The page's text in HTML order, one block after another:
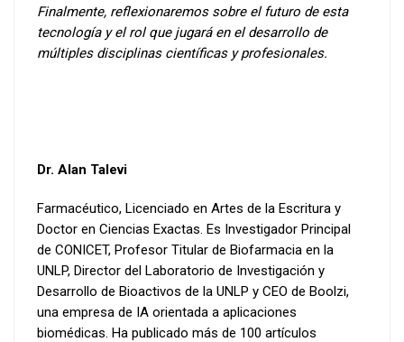
Finalmente, reflexionaremos sobre el futuro de esta
tecnología y el rol que jugará en el desarrollo de
múltiples disciplinas científicas y profesionales.
Dr. Alan Talevi
Farmacéutico, Licenciado en Artes de la Escritura y
Doctor en Ciencias Exactas. Es Investigador Principal
de CONICET, Profesor Titular de Biofarmacia en la
UNLP, Director del Laboratorio de Investigación y
Desarrollo de Bioactivos de la UNLP y CEO de Boolzi,
una empresa de IA orientada a aplicaciones
biomédicas. Ha publicado más de 100 artículos